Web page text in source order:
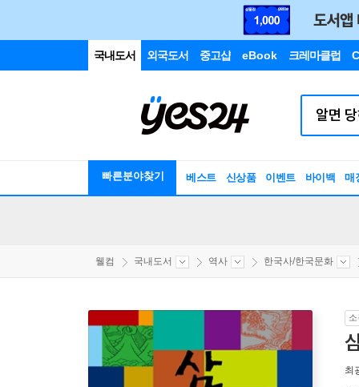
국내도서 외국도서 중고샵 eBook 크레마클럽
빠른분야찾기 베스트 신상품 이벤트 바이백 매
웰컴 국내도서 역사 한국사/한국문화
최